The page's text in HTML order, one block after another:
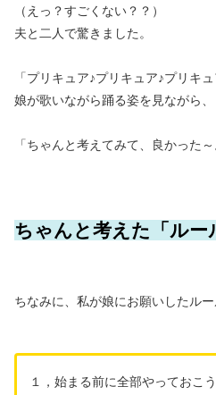
（えっ？すごくない？？）
夫と二人で驚きました。
「プリキュア♪プリキュア♪プリキュ
娘が歌いながら踊る姿を見ながら、
「ちゃんと考えてみて、良かった
ちゃんと考えた「ルー
ちなみに、私が娘にお願いしたルー
１，始まる前に全部やっておこ